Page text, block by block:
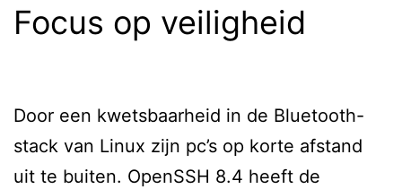
Focus op veiligheid
Door een kwetsbaarheid in de Bluetooth-
stack van Linux zijn pc’s op korte afstand
uit te buiten. OpenSSH 8.4 heeft de